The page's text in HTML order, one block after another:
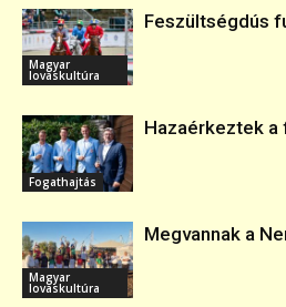
Magyar
lovaskultúra
Feszültségdús
Fogathajtás
Hazaérkeztek a
Magyar
lovaskultúra
Megvannak a